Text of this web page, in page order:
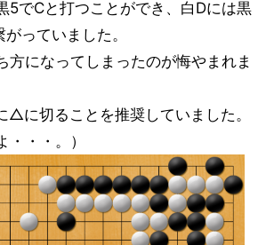
5でCと打つことができ、白Dには黒
っていました。
方になってしまったのが悔やまれま
△に切ることを推奨していました。
・・・。）